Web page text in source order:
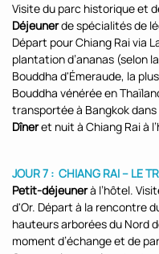
Visite du parc historique et
Déjeunerde spécialités de
Départ pour Chiang Rai via
plantation d’ananas (selon
Bouddha d'Émeraude, la
Bouddha vénérée en
transportée à Bangkok dans
Dîneret nuit à Chiang Rai à
JOUR 7 : CHIANG RAI – LE
Petit-déjeunerà l’hôtel.
d'Or. Départ à la rencontre
hauteurs arborées du Nord
moment d’échange et de